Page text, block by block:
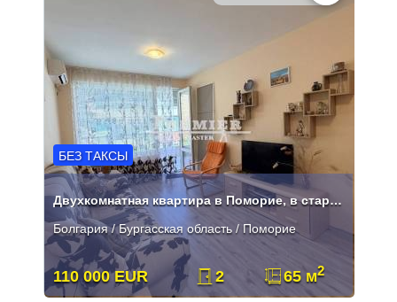
БЕЗ ТАКСЫ
Двухкомнатная квартира в Поморие, в старом городе.
Болгария / Бургасская область / Поморие
110 000 EUR 2 65 м2